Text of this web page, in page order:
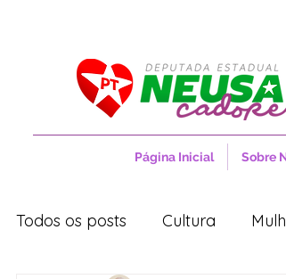
Página Inicial Sobre
Todos os posts Cultura